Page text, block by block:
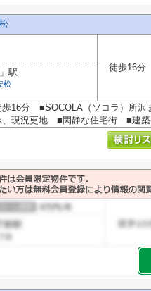
」駅
松
徒歩16分
歩16分 ■SOCOLA（ソコラ）所
現況更地 ■閑静な住宅街 ■建築